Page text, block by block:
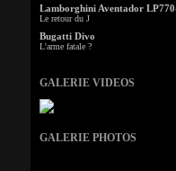
Lamborghini Aventador
Le retour du J
Bugatti Divo
L'arme fatale ?
GALERIE VIDEOS
GALERIE PHOTOS